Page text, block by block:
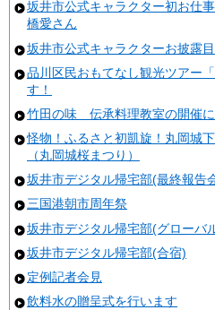
坂井市公式キャラクター初お仕
橋愛さん
坂井市公式キャラクターお披露目
品川区民おもてなし観光ツアー
す！
竹田の味 伝承料理教室の開催
怪物！ふるさと初凱旋！丸岡城
（丸岡城桜まつり）
坂井市デジタル帰宅部(最終報告
三国港朝市周年祭
坂井市デジタル帰宅部(グローバ
坂井市デジタル帰宅部(合宿)
定例記者会見
飲料水の贈呈式を行います